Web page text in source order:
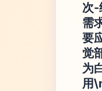
次-
需
要
觉
为
用